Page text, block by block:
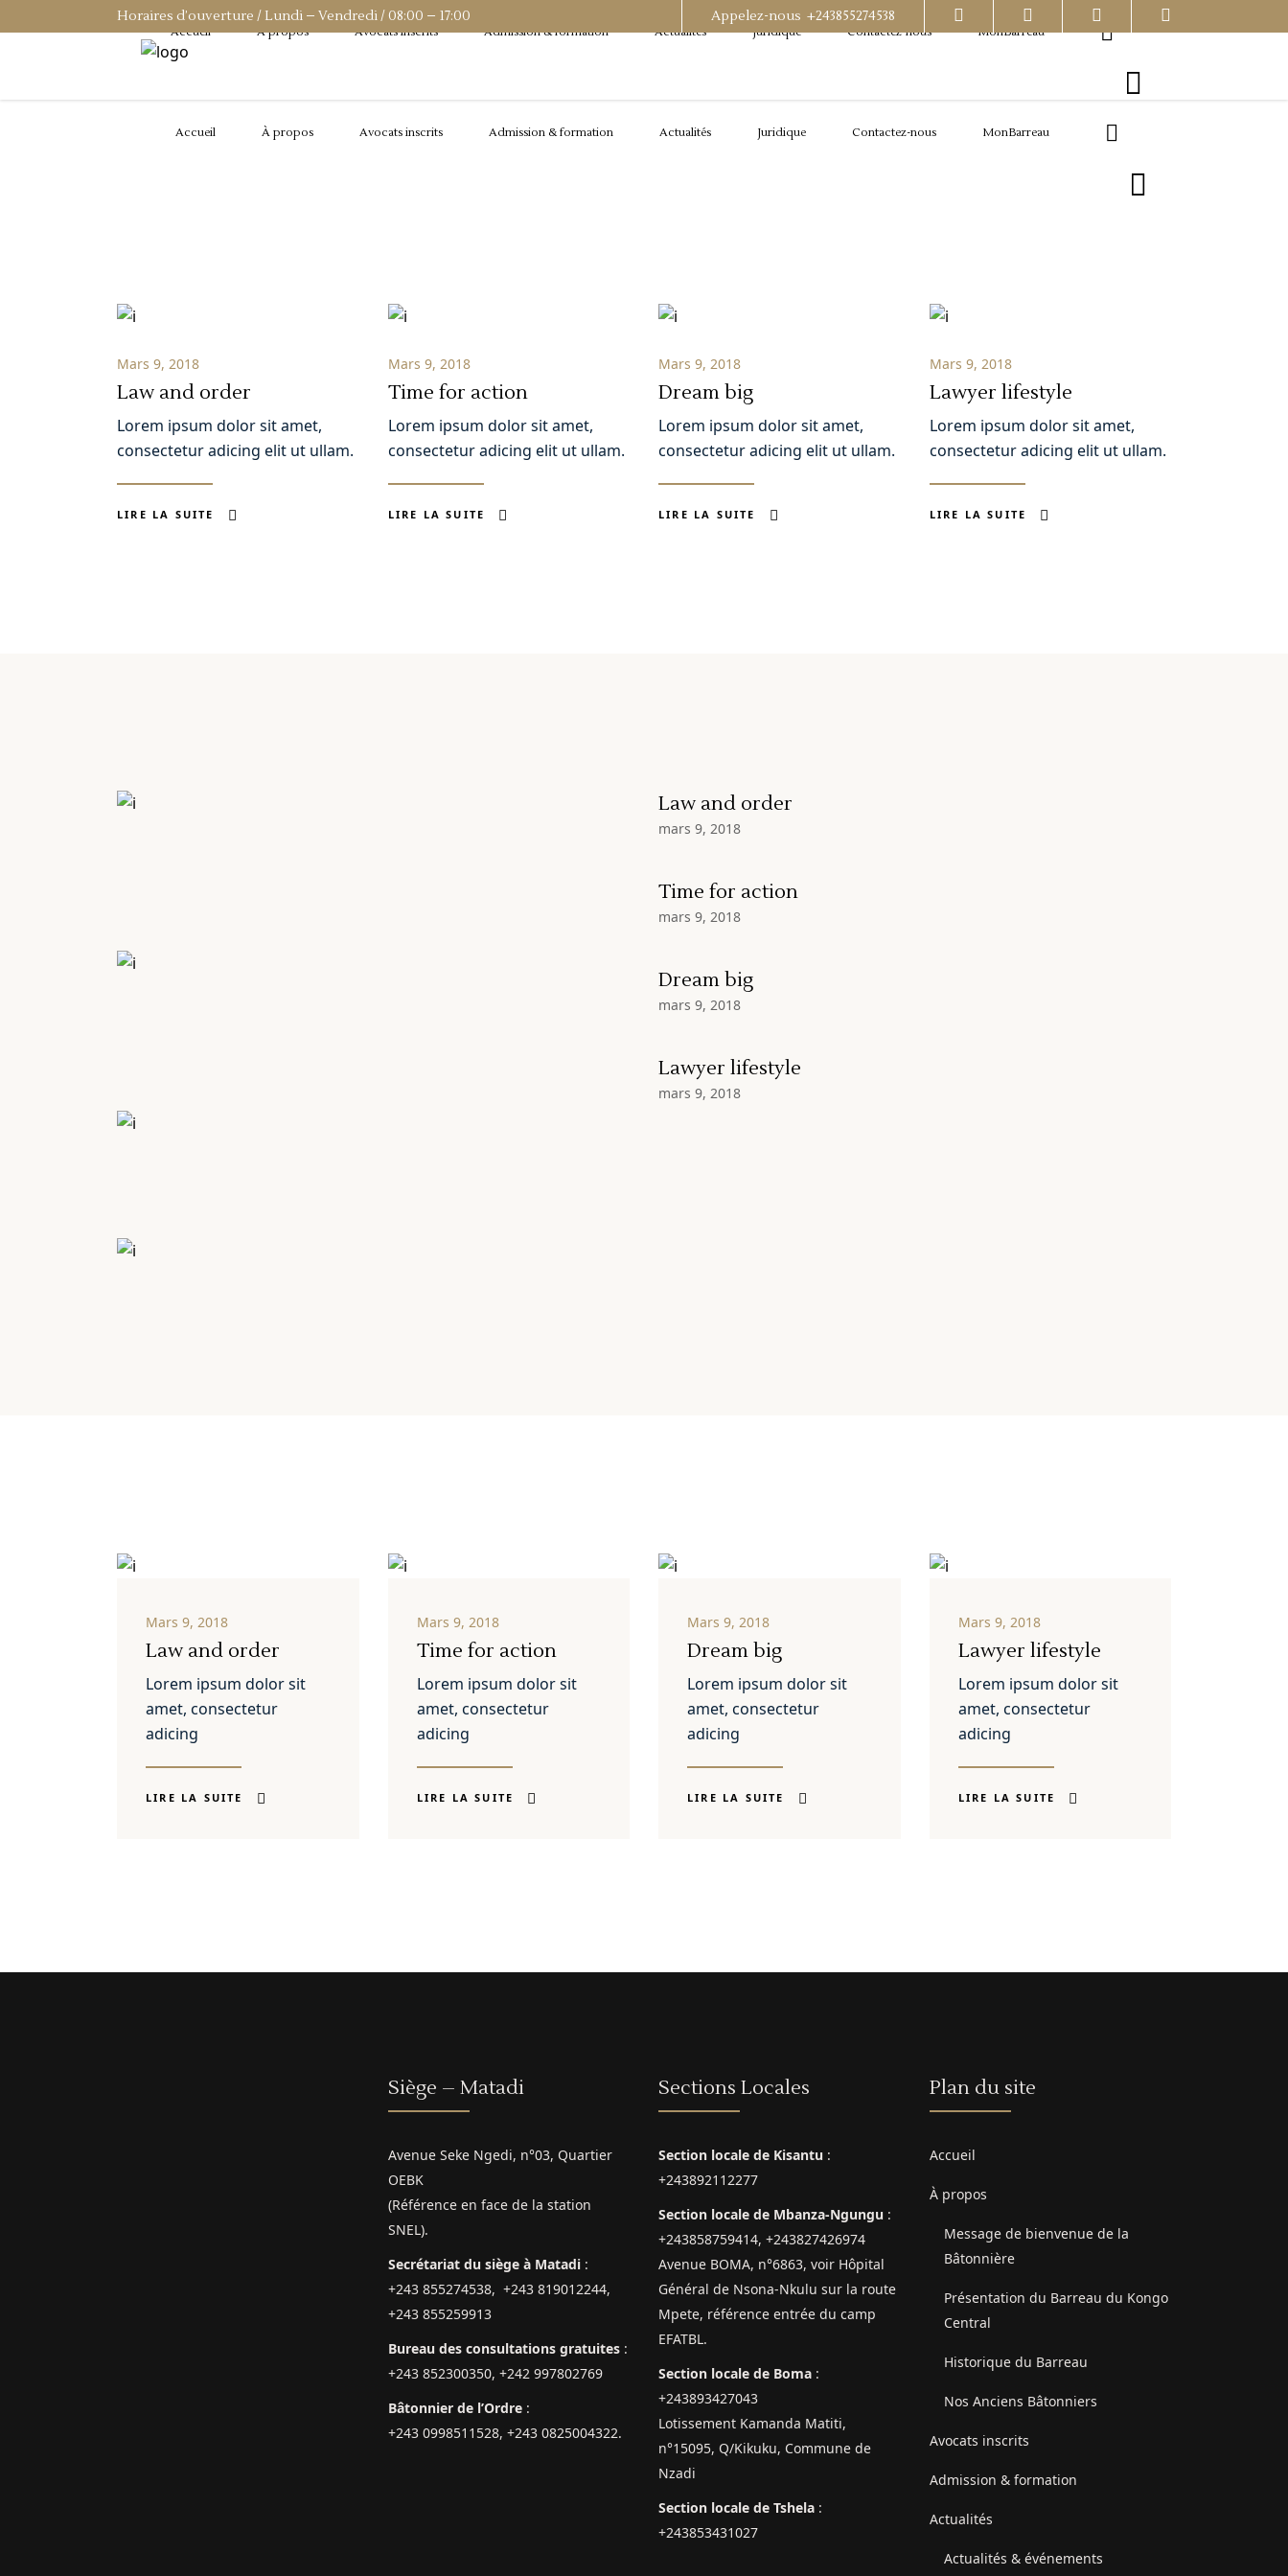
Horaires d’ouverture / Lundi – Vendredi / 08:00 – 17:00 Appelez-nous +243855274538
Accueil À propos Avocats inscrits Admission & formation Actualités Juridique Contactez-nous MonBarreau
Accueil À propos Avocats inscrits Admission & formation Actualités Juridique Contactez-nous MonBarreau
Mars 9, 2018
Law and order
Lorem ipsum dolor sit amet,
consectetur adicing elit ut ullam.
LIRE LA SUITE
Mars 9, 2018
Time for action
Lorem ipsum dolor sit amet,
consectetur adicing elit ut ullam.
LIRE LA SUITE
Mars 9, 2018
Dream big
Lorem ipsum dolor sit amet,
consectetur adicing elit ut ullam.
LIRE LA SUITE
Mars 9, 2018
Lawyer lifestyle
Lorem ipsum dolor sit amet,
consectetur adicing elit ut ullam.
LIRE LA SUITE
Law and order
mars 9, 2018
Time for action
mars 9, 2018
Dream big
mars 9, 2018
Lawyer lifestyle
mars 9, 2018
Mars 9, 2018
Law and order
Lorem ipsum dolor sit
amet, consectetur
adicing
LIRE LA SUITE
Mars 9, 2018
Time for action
Lorem ipsum dolor sit
amet, consectetur
adicing
LIRE LA SUITE
Mars 9, 2018
Dream big
Lorem ipsum dolor sit
amet, consectetur
adicing
LIRE LA SUITE
Mars 9, 2018
Lawyer lifestyle
Lorem ipsum dolor sit
amet, consectetur
adicing
LIRE LA SUITE
Siège – Matadi
Avenue Seke Ngedi, n°03, Quartier
OEBK
(Référence en face de la station
SNEL).
Secrétariat du siège à Matadi:
+243 855274538, +243 819012244,
+243 855259913
Bureau des consultations gratuites:
+243 852300350, +242 997802769
Bâtonnier de l’Ordre:
+243 0998511528, +243 0825004322.
Sections Locales
Section locale de Kisantu :
+243892112277
Section locale de Mbanza-Ngungu :
+243858759414, +243827426974
Avenue BOMA, n°6863, voir Hôpital
Général de Nsona-Nkulu sur la route
Mpete, référence entrée du camp
EFATBL.
Section locale de Boma :
+243893427043
Lotissement Kamanda Matiti,
n°15095, Q/Kikuku, Commune de
Nzadi
Section locale de Tshela :
+243853431027
Plan du site
Accueil
À propos
Message de bienvenue de la
Bâtonnière
Présentation du Barreau du Kongo
Central
Historique du Barreau
Nos Anciens Bâtonniers
Avocats inscrits
Admission & formation
Actualités
Actualités & événements